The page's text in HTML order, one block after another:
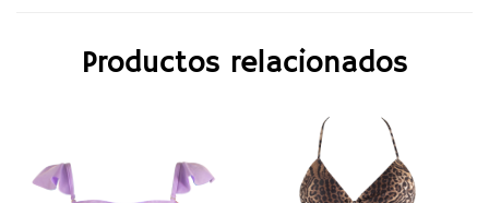
Productos relacionados